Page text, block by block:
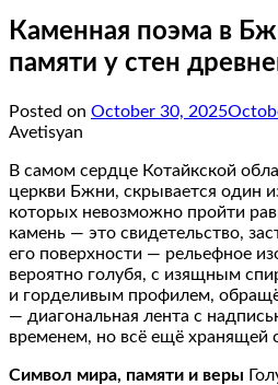
Каменная поэма в
памяти у стен
Posted on October 30, 2025
Avetisyan
В самом сердце Котайкской
церкви Бжни, скрывается один
которых невозможно пройти
камень — это свидетельство,
его поверхности — рельефное
вероятно голубя, с изящным
и горделивым профилем,
— диагональная лента с
временем, но всё ещё хранящей
Символ мира, памяти и веры